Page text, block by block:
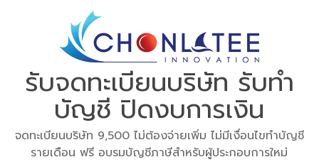
รับจดทะเบียนบริษัท รับทำ
บัญชี ปิดงบการเงิน
จดทะเบียนบริษัท 9,500 ไม่ต้องจ่ายเพิ่ม ไม่มีเงื่อนไขทำบัญชี
รายเดือน ฟรี อบรมบัญชีภาษีสำหรับผู้ประกอบการใหม่